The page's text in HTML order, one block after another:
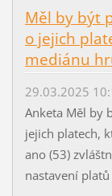
Měl by být
o jejich
mediánu
29.03.2025
Anketa Měl by
jejich platech,
ano (53)
nastavení